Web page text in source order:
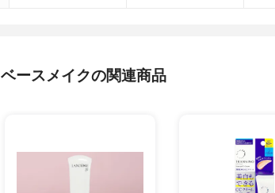
ベースメイクの関連商品